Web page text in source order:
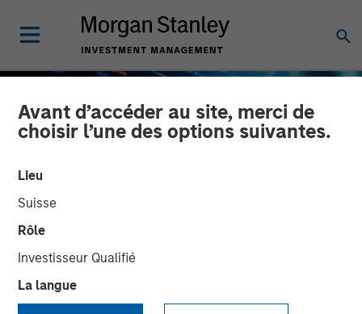
Avant d’accéder au site, merci de
choisir l’une des options suivantes.
Lieu
Suisse
Rôle
Investisseur Qualifié
La langue
BIG PICTURE